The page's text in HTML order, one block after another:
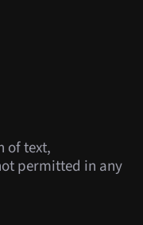
of text,
permitted in any